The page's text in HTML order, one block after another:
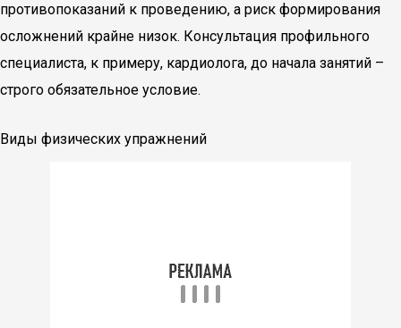
противопоказаний к проведению, а риск формирования
осложнений крайне низок. Консультация профильного
специалиста, к примеру, кардиолога, до начала занятий –
строго обязательное условие.
Виды физических упражнений